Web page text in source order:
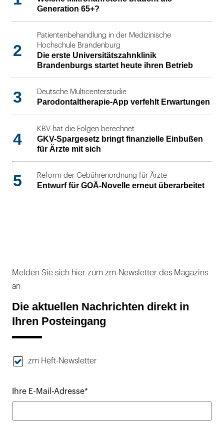
Generation 65+?
2
Patientenbehandlung in der Medizinische
Hochschule Brandenburg
Die erste Universitätszahnklinik
Brandenburgs startet heute ihren Betrieb
3 Deutsche Multicenterstudie
Parodontaltherapie-App verfehlt Erwartungen
4
KBV hat die Folgen berechnet
GKV-Spargesetz bringt finanzielle Einbußen
für Ärzte mit sich
5 Reform der Gebührenordnung für Ärzte
Entwurf für GOÄ-Novelle erneut überarbeitet
Melden Sie sich hier zum zm-Newsletter des Magazins
an
Die aktuellen Nachrichten direkt in
Ihren Posteingang
zm Heft-Newsletter
Ihre E-Mail-Adresse*